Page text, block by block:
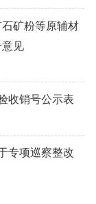
矿粉等原辅材
见
收销号公示表
专项巡察整改